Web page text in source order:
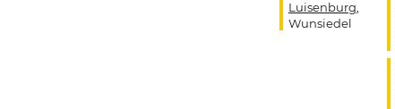
Luisenburg
Wunsiedel